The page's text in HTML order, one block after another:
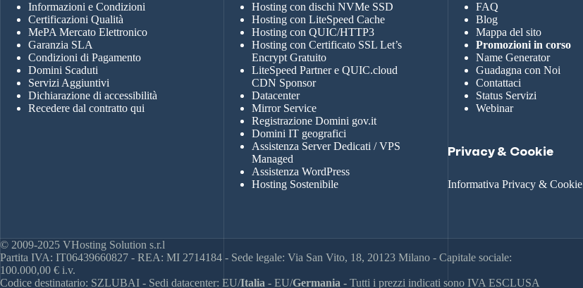
Informazioni e Condizioni
Certificazioni Qualità
MePA Mercato Elettronico
Garanzia SLA
Condizioni di Pagamento
Domini Scaduti
Servizi Aggiuntivi
Dichiarazione di accessibilità
Recedere dal contratto qui
Hosting con dischi NVMe SSD
Hosting con LiteSpeed Cache
Hosting con QUIC/HTTP3
Hosting con Certificato SSL Let’s
Encrypt Gratuito
LiteSpeed Partner e QUIC.cloud
CDN Sponsor
Datacenter
Mirror Service
Registrazione Domini gov.it
Domini IT geografici
Assistenza Server Dedicati / VPS
Managed
Assistenza WordPress
Hosting Sostenibile
FAQ
Blog
Mappa del sito
Promozioni in corso
Name Generator
Guadagna con Noi
Contattaci
Status Servizi
Webinar
Privacy & Cookie
Informativa Privacy & Cookie
© 2009-2025 VHosting Solution s.r.l
Partita IVA: IT06439660827 - REA: MI 2714184 - Sede legale: Via San Vito, 18, 20123 Milano - Capitale sociale:
100.000,00 € i.v.
Codice destinatario: SZLUBAI - Sedi datacenter: EU/Italia - EU/Germania - Tutti i prezzi indicati sono IVA ESCLUSA